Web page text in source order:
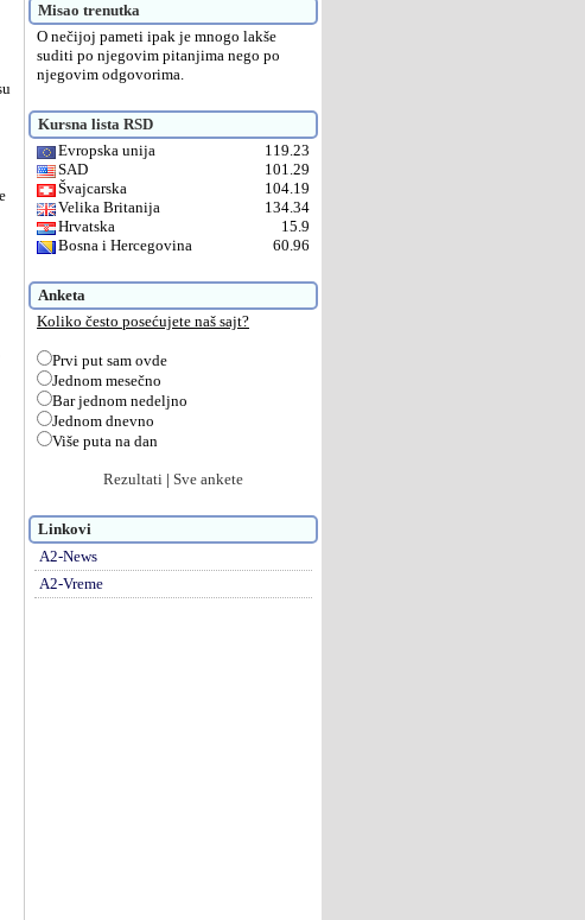
Misao trenutka
O nečijoj pameti ipak je mnogo lakše
suditi po njegovim pitanjima nego po
njegovim odgovorima.
Kursna lista RSD
Evropska unija
119.23
SAD
101.29
Švajcarska
104.19
Velika Britanija
134.34
Hrvatska
15.9
Bosna i Hercegovina
60.96
Anketa
Koliko često posećujete naš sajt?
Prvi put sam ovde
Jednom mesečno
Bar jednom nedeljno
Jednom dnevno
Više puta na dan
Rezultati | Sve ankete
Linkovi
A2-News
A2-Vreme